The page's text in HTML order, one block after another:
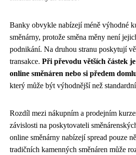
Banky obvykle nabízejí méně výhodné
směnárny, protože směna měny není
podnikání. Na druhou stranu poskytují
transakce. Při převodu větších částek
online směnáren nebo si předem
který může být výhodnější než
Rozdíl mezi nákupním a prodejním
závislosti na poskytovateli
online směnárny nabízejí spread pouze
tradičních kamenných směnáren může